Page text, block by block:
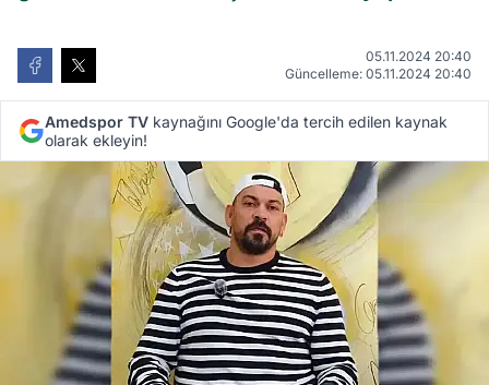
05.11.2024 20:40
Güncelleme: 05.11.2024 20:40
Amedspor TV kaynağını Google'da tercih edilen kaynak
olarak ekleyin!